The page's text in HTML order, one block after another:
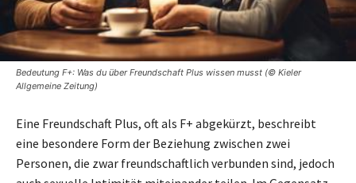
Bedeutung F+: Was du über Freundschaft Plus wissen musst (© Kieler
Allgemeine Zeitung)
Eine Freundschaft Plus, oft als F+ abgekürzt, beschreibt
eine besondere Form der Beziehung zwischen zwei
Personen, die zwar freundschaftlich verbunden sind, jedoch